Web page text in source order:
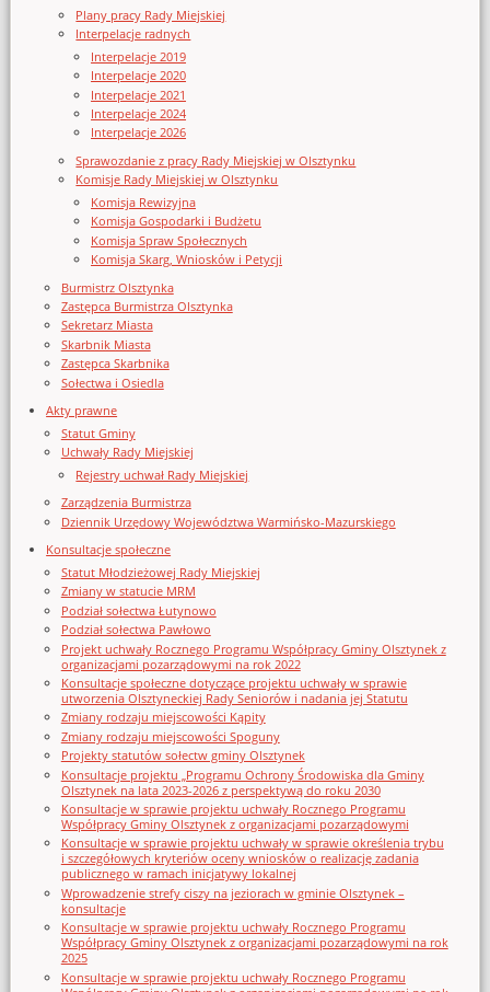
Plany pracy Rady Miejskiej
Interpelacje radnych
Interpelacje 2019
Interpelacje 2020
Interpelacje 2021
Interpelacje 2024
Interpelacje 2026
Sprawozdanie z pracy Rady Miejskiej w Olsztynku
Komisje Rady Miejskiej w Olsztynku
Komisja Rewizyjna
Komisja Gospodarki i Budżetu
Komisja Spraw Społecznych
Komisja Skarg, Wniosków i Petycji
Burmistrz Olsztynka
Zastępca Burmistrza Olsztynka
Sekretarz Miasta
Skarbnik Miasta
Zastępca Skarbnika
Sołectwa i Osiedla
Akty prawne
Statut Gminy
Uchwały Rady Miejskiej
Rejestry uchwał Rady Miejskiej
Zarządzenia Burmistrza
Dziennik Urzędowy Województwa Warmińsko-Mazurskiego
Konsultacje społeczne
Statut Młodzieżowej Rady Miejskiej
Zmiany w statucie MRM
Podział sołectwa Łutynowo
Podział sołectwa Pawłowo
Projekt uchwały Rocznego Programu Współpracy Gminy Olsztynek z
organizacjami pozarządowymi na rok 2022
Konsultacje społeczne dotyczące projektu uchwały w sprawie
utworzenia Olsztyneckiej Rady Seniorów i nadania jej Statutu
Zmiany rodzaju miejscowości Kąpity
Zmiany rodzaju miejscowości Spoguny
Projekty statutów sołectw gminy Olsztynek
Konsultacje projektu „Programu Ochrony Środowiska dla Gminy
Olsztynek na lata 2023-2026 z perspektywą do roku 2030
Konsultacje w sprawie projektu uchwały Rocznego Programu
Współpracy Gminy Olsztynek z organizacjami pozarządowymi
Konsultacje w sprawie projektu uchwały w sprawie określenia trybu
i szczegółowych kryteriów oceny wniosków o realizację zadania
publicznego w ramach inicjatywy lokalnej
Wprowadzenie strefy ciszy na jeziorach w gminie Olsztynek –
konsultacje
Konsultacje w sprawie projektu uchwały Rocznego Programu
Współpracy Gminy Olsztynek z organizacjami pozarządowymi na rok
2025
Konsultacje w sprawie projektu uchwały Rocznego Programu